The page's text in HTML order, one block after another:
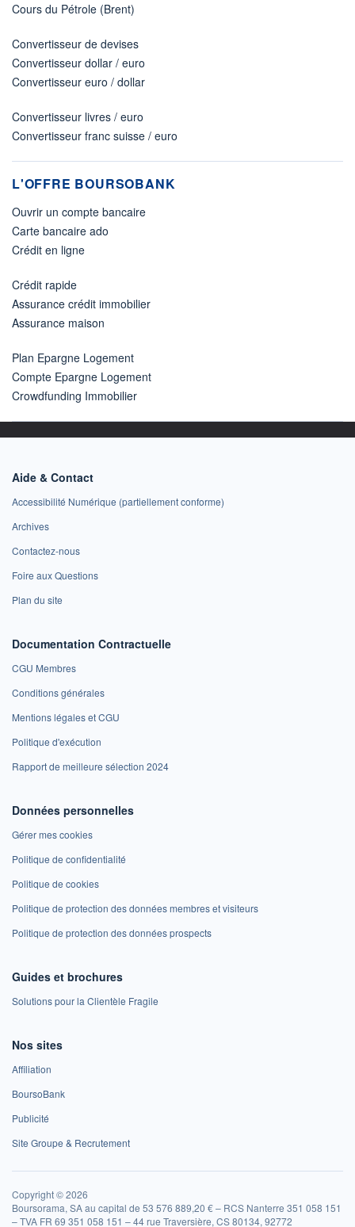
Cours du Pétrole (Brent)
Convertisseur de devises
Convertisseur dollar / euro
Convertisseur euro / dollar
Convertisseur livres / euro
Convertisseur franc suisse / euro
L'OFFRE BOURSOBANK
Ouvrir un compte bancaire
Carte bancaire ado
Crédit en ligne
Crédit rapide
Assurance crédit immobilier
Assurance maison
Plan Epargne Logement
Compte Epargne Logement
Crowdfunding Immobilier
Aide & Contact
Accessibilité Numérique (partiellement conforme)
Archives
Contactez-nous
Foire aux Questions
Plan du site
Documentation Contractuelle
CGU Membres
Conditions générales
Mentions légales et CGU
Politique d'exécution
Rapport de meilleure sélection 2024
Données personnelles
Gérer mes cookies
Politique de confidentialité
Politique de cookies
Politique de protection des données membres et visiteurs
Politique de protection des données prospects
Guides et brochures
Solutions pour la Clientèle Fragile
Nos sites
Affiliation
BoursoBank
Publicité
Site Groupe & Recrutement
Copyright © 2026
Boursorama, SA au capital de 53 576 889,20 € – RCS Nanterre 351 058 151
– TVA FR 69 351 058 151 – 44 rue Traversière, CS 80134, 92772